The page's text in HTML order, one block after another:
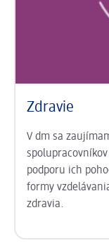
Zdravie
V dm sa
podporu ich
formy
zdravia.